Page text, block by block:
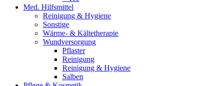
Med. Hilfsmittel
Reinigung & Hygiene
Sonstige
Wärme- & Kältetherapie
Wundversorgung
Pflaster
Reinigung
Reinigung & Hygiene
Salben